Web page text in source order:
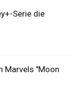
Serie die
Marvels "Moon